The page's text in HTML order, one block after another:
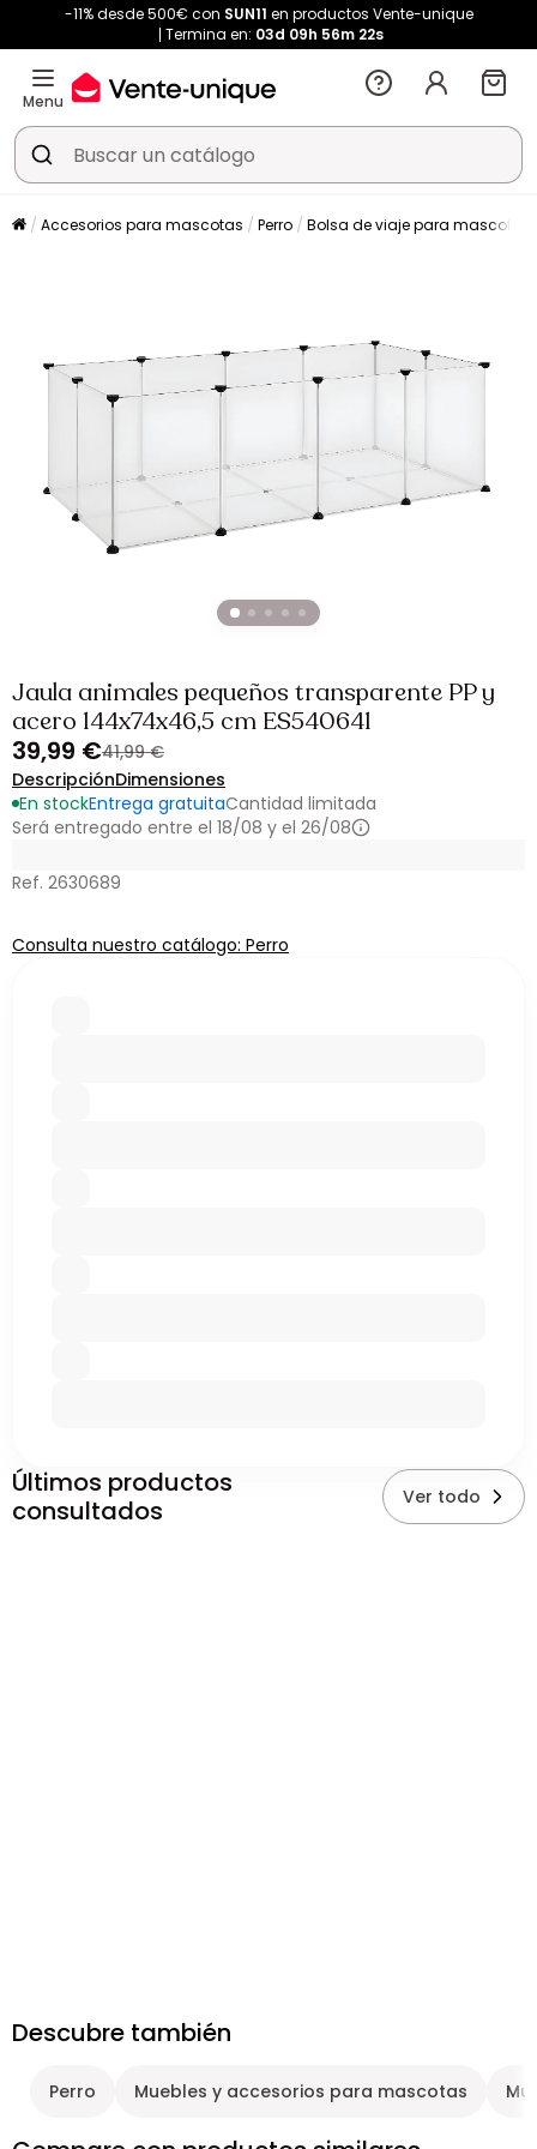
-11% desde 500€ con SUN11 en productos Vente-unique
Termina en: 03d 09h 56m 21s
Menu
Accesorios para mascotas Perro Bolsa de viaje para mascotas
Jaula animales pequeños transparente PP y
acero 144x74x46,5 cm ES540641
39,99 €41,99 €
DescripciónDimensiones
En stockEntrega gratuitaCantidad limitada
Será entregado entre el 18/08 y el 26/08
Ref. 2630689
Consulta nuestro catálogo: Perro
Últimos productos
consultados
Ver todo
Descubre también
Perro Muebles y accesorios para mascotas